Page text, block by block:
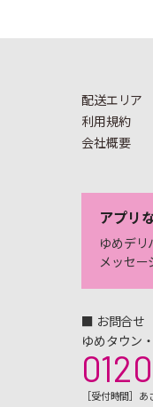
配送エリア
利用規約
会社概要
アプリ
ゆめデリ
メッセー
■ お問合せ
ゆめタウン
［受付時間］